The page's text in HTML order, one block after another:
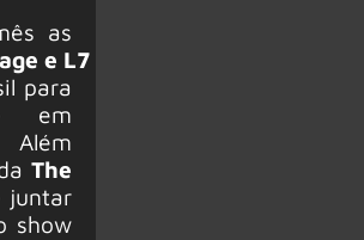
as
e L7
para
em
The
juntar
show